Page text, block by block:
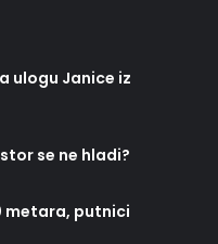
ulogu Janice iz
se ne hladi?
metara, putnici